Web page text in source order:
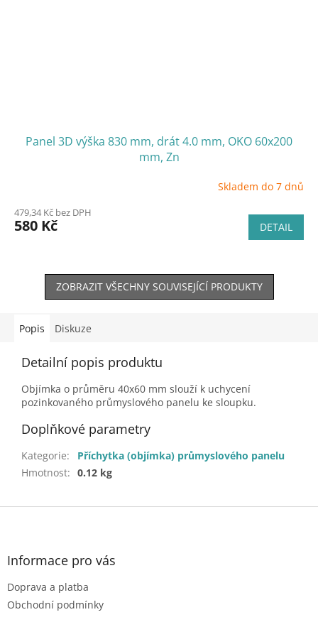
Panel 3D výška 830 mm, drát 4.0 mm, OKO 60x200
mm, Zn
Skladem do 7 dnů
479,34 Kč bez DPH
580 Kč DETAIL
ZOBRAZIT VŠECHNY SOUVISEJÍCÍ PRODUKTY
Popis Diskuze
Detailní popis produktu
Objímka o průměru 40x60 mm slouží k uchycení
pozinkovaného průmyslového panelu ke sloupku.
Doplňkové parametry
Kategorie:
Příchytka (objímka) průmyslového panelu
Hmotnost: 0.12 kg
Z
Informace pro vás
Doprava a platba
Obchodní podmínky